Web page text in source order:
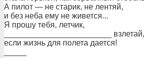
А пилот — не старик, не лентяй,
и без неба ему не живется...
Я прошу тебя, летчик,
________________________ взлетай,
если жизнь для полета дается!